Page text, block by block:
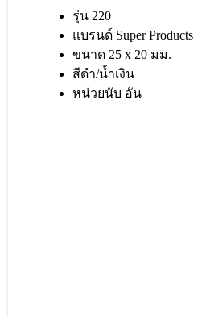
รุ่น 220
แบรนด์ Super Products
ขนาด 25 x 20 มม.
สีดำ/น้ำเงิน
หน่วยนับ อัน